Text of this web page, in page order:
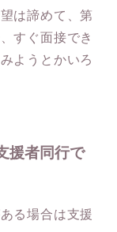
は諦めて、第
すぐ面接でき
ようとかいろ
援者同行で
る場合は支援